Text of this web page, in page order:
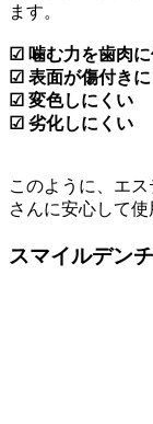
ます。
☑ 噛む力を歯肉
☑ 表面が傷付き
☑ 変色しにくい
☑ 劣化しにくい
このように、エ
さんに安心して使
スマイルデン